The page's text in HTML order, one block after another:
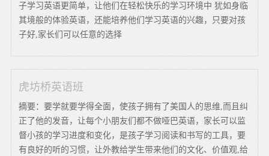
子学习英语更简单，让他们在轻松快乐的学习环境中 犹如身临
其境般的体验英语，还能培养他们学习英语的兴趣，只要对孩
子好,家长们可以任意的选择
虎坊桥英语班
摘要：要学就要学得全面，使孩子拥有了美国人的思维,而且纠
正了他的发音，让每个小朋友们都不做哑巴英语，家长可以监
督小孩的学习进度和变化，是孩子学习阅读和书写的工具，要
有良好的听的习惯，让外教给学生带来他们的文化、价值观,给